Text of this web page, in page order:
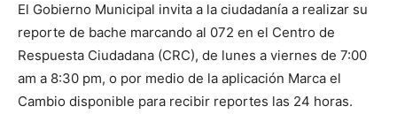
El Gobierno Municipal invita a la ciudadanía a realizar su
reporte de bache marcando al 072 en el Centro de
Respuesta Ciudadana (CRC), de lunes a viernes de 7:00
am a 8:30 pm, o por medio de la aplicación Marca el
Cambio disponible para recibir reportes las 24 horas.